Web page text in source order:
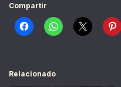
Compartir
Relacionado